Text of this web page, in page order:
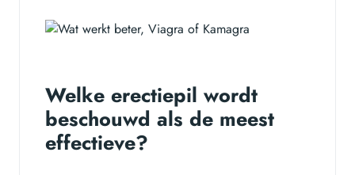
Welke erectiepil wordt
beschouwd als de meest
effectieve?